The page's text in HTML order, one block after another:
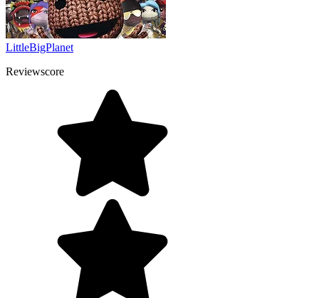
LittleBigPlanet
Reviewscore